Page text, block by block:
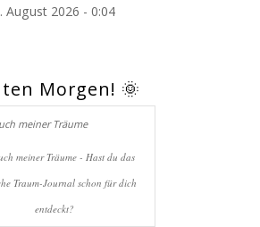
August 2026 - 0:04
Morgen! 🌞
meiner Träume - Hast du das
Traum-Journal schon für dich
entdeckt?